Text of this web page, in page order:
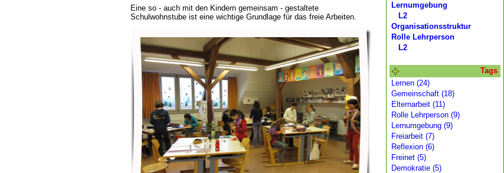
Eine so - auch mit den Kindern gemeinsam - gestaltete
Schulwohnstube ist eine wichtige Grundlage für das freie Arbeiten.
Lernumgebung
L2
Organisationsstruktur
Rolle Lehrperson
L2
Tags
Lernen (24)
Gemeinschaft (18)
Elternarbeit (11)
Rolle Lehrperson (9)
Lernumgebung (9)
Freiarbeit (7)
Reflexion (6)
Freinet (5)
Demokratie (5)